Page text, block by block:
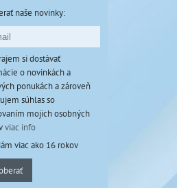
naše novinky:
si dostávať
o novinkách a
ponukách a zároveň
súhlas so
mojich osobných
viac info
viac ako 16 rokov